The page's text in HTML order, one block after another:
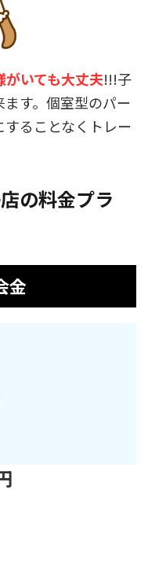
いても大丈夫!!!子
す。個室型のパー
ることなくトレー
の料金プラ
金